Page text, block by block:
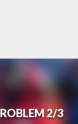
2/3